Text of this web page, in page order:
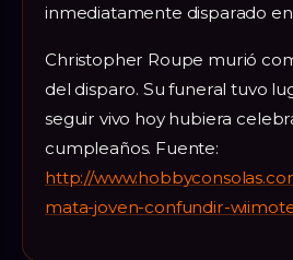
inmediatamente disparado
Christopher Roupe murió
del disparo. Su funeral tuvo
seguir vivo hoy hubiera
cumpleaños. Fuente:
http://
mata-joven-confundir-